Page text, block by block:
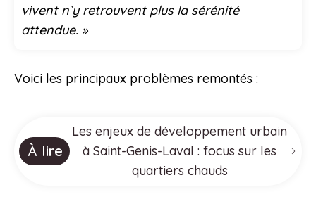
vivent n’y retrouvent plus la sérénité
attendue. »
Voici les principaux problèmes remontés :
À lire
Les enjeux de développement urbain
à Saint-Genis-Laval : focus sur les
quartiers chauds